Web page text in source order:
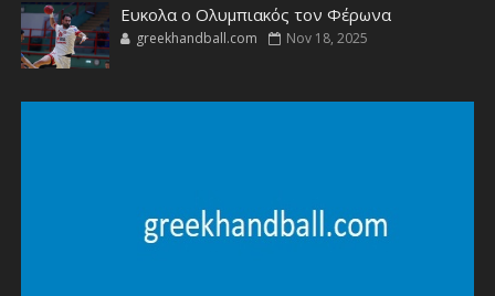
Ευκολα ο Ολυμπιακός τον Φέρωνα
greekhandball.com Nov 18, 2025